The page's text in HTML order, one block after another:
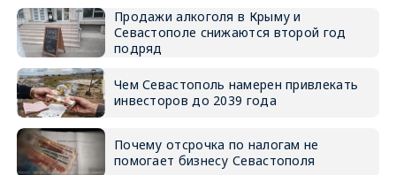
Продажи алкоголя в Крыму и
Севастополе снижаются второй год
подряд
Чем Севастополь намерен привлекать
инвесторов до 2039 года
Почему отсрочка по налогам не
помогает бизнесу Севастополя